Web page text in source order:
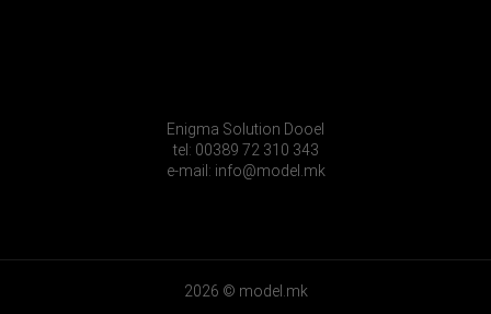
Enigma Solution Dooel
tel: 00389 72 310 343
e-mail: info@model.mk
2026 © model.mk